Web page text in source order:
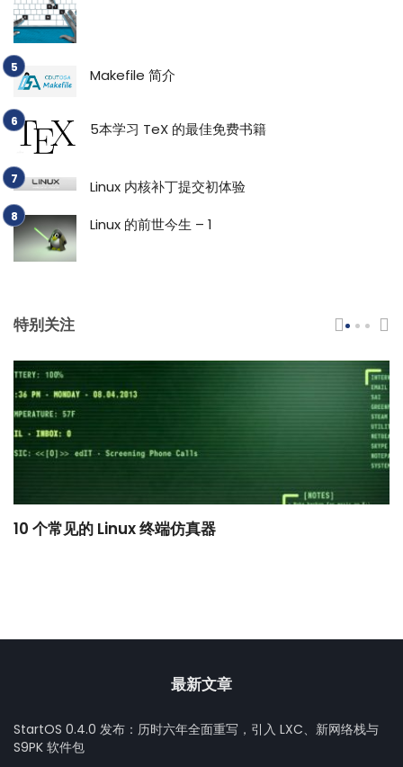
Makefile 简介
5本学习 TeX 的最佳免费书籍
Linux 内核补丁提交初体验
Linux 的前世今生 – 1
特别关注
10 个常见的 Linux 终端仿真器
最新文章
StartOS 0.4.0 发布：历时六年全面重写，引入 LXC、新网络栈与
S9PK 软件包